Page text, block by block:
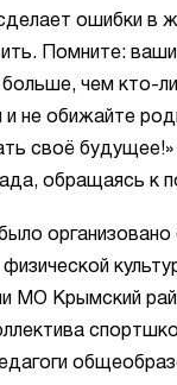
ошибки в
Помните:
больше, чем кто-
и не обижайте
своё будущее!»
обращаясь к
организовано
МО Крымский